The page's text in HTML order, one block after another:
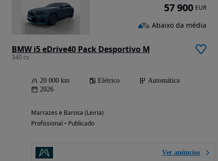
BMW i5 eDrive40 Pack Desportivo M
340 cv
20 000 km Elétrico
Automática
2026
Marrazes e Barosa (Leiria)
Profissional • Publicado
Ver anúncios
57 900 EUR
Abaixo da média